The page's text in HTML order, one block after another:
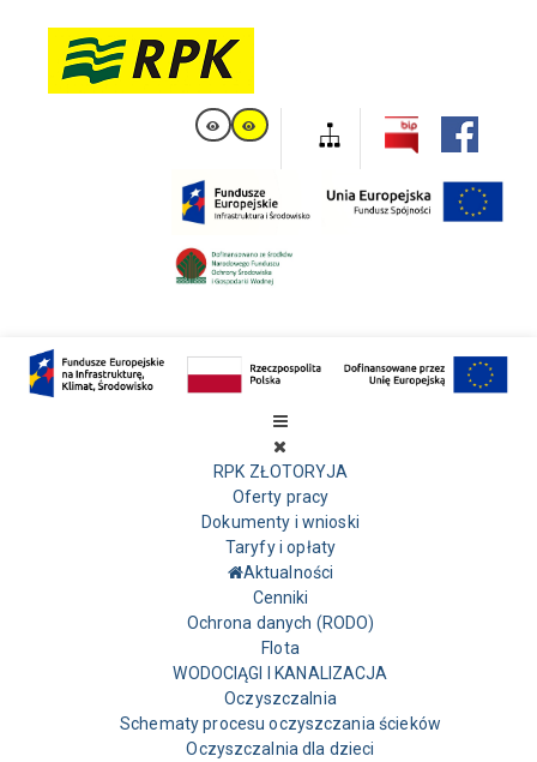
RPK ZŁOTORYJA
Oferty pracy
Dokumenty i wnioski
Taryfy i opłaty
Aktualności
Cenniki
Ochrona danych (RODO)
Flota
WODOCIĄGI I KANALIZACJA
Oczyszczalnia
Schematy procesu oczyszczania ścieków
Oczyszczalnia dla dzieci